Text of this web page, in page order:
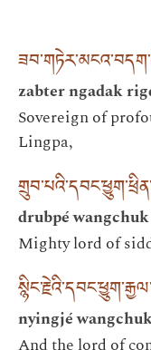
zabter ngadak
Sovereign of
Lingpa,
drubpé
Mighty lord of
nyingjé